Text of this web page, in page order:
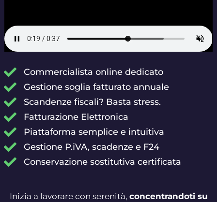
Commercialista online dedicato
Gestione soglia fatturato annuale
Scandenze fiscali? Basta stress.
Fatturazione Elettronica
Piattaforma semplice e intuitiva
Gestione P.iVA, scadenze e F24
Conservazione sostitutiva certificata
Inizia a lavorare con serenità, concentrandoti su